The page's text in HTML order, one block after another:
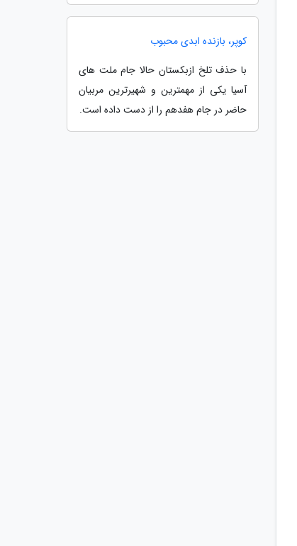
کوپر، بازنده ابدی محبوب
با حذف تلخ ازبکستان حالا جام ملت های
آسیا یکی از مهمترین و شهیرترین مربیان
حاضر در جام هفدهم را از دست داده است.